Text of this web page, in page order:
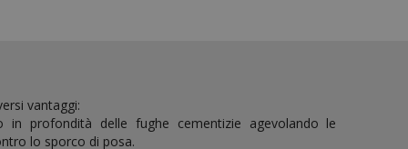
vantaggi:
in profondità delle fughe cementizie agevolando le
lo sporco di posa.